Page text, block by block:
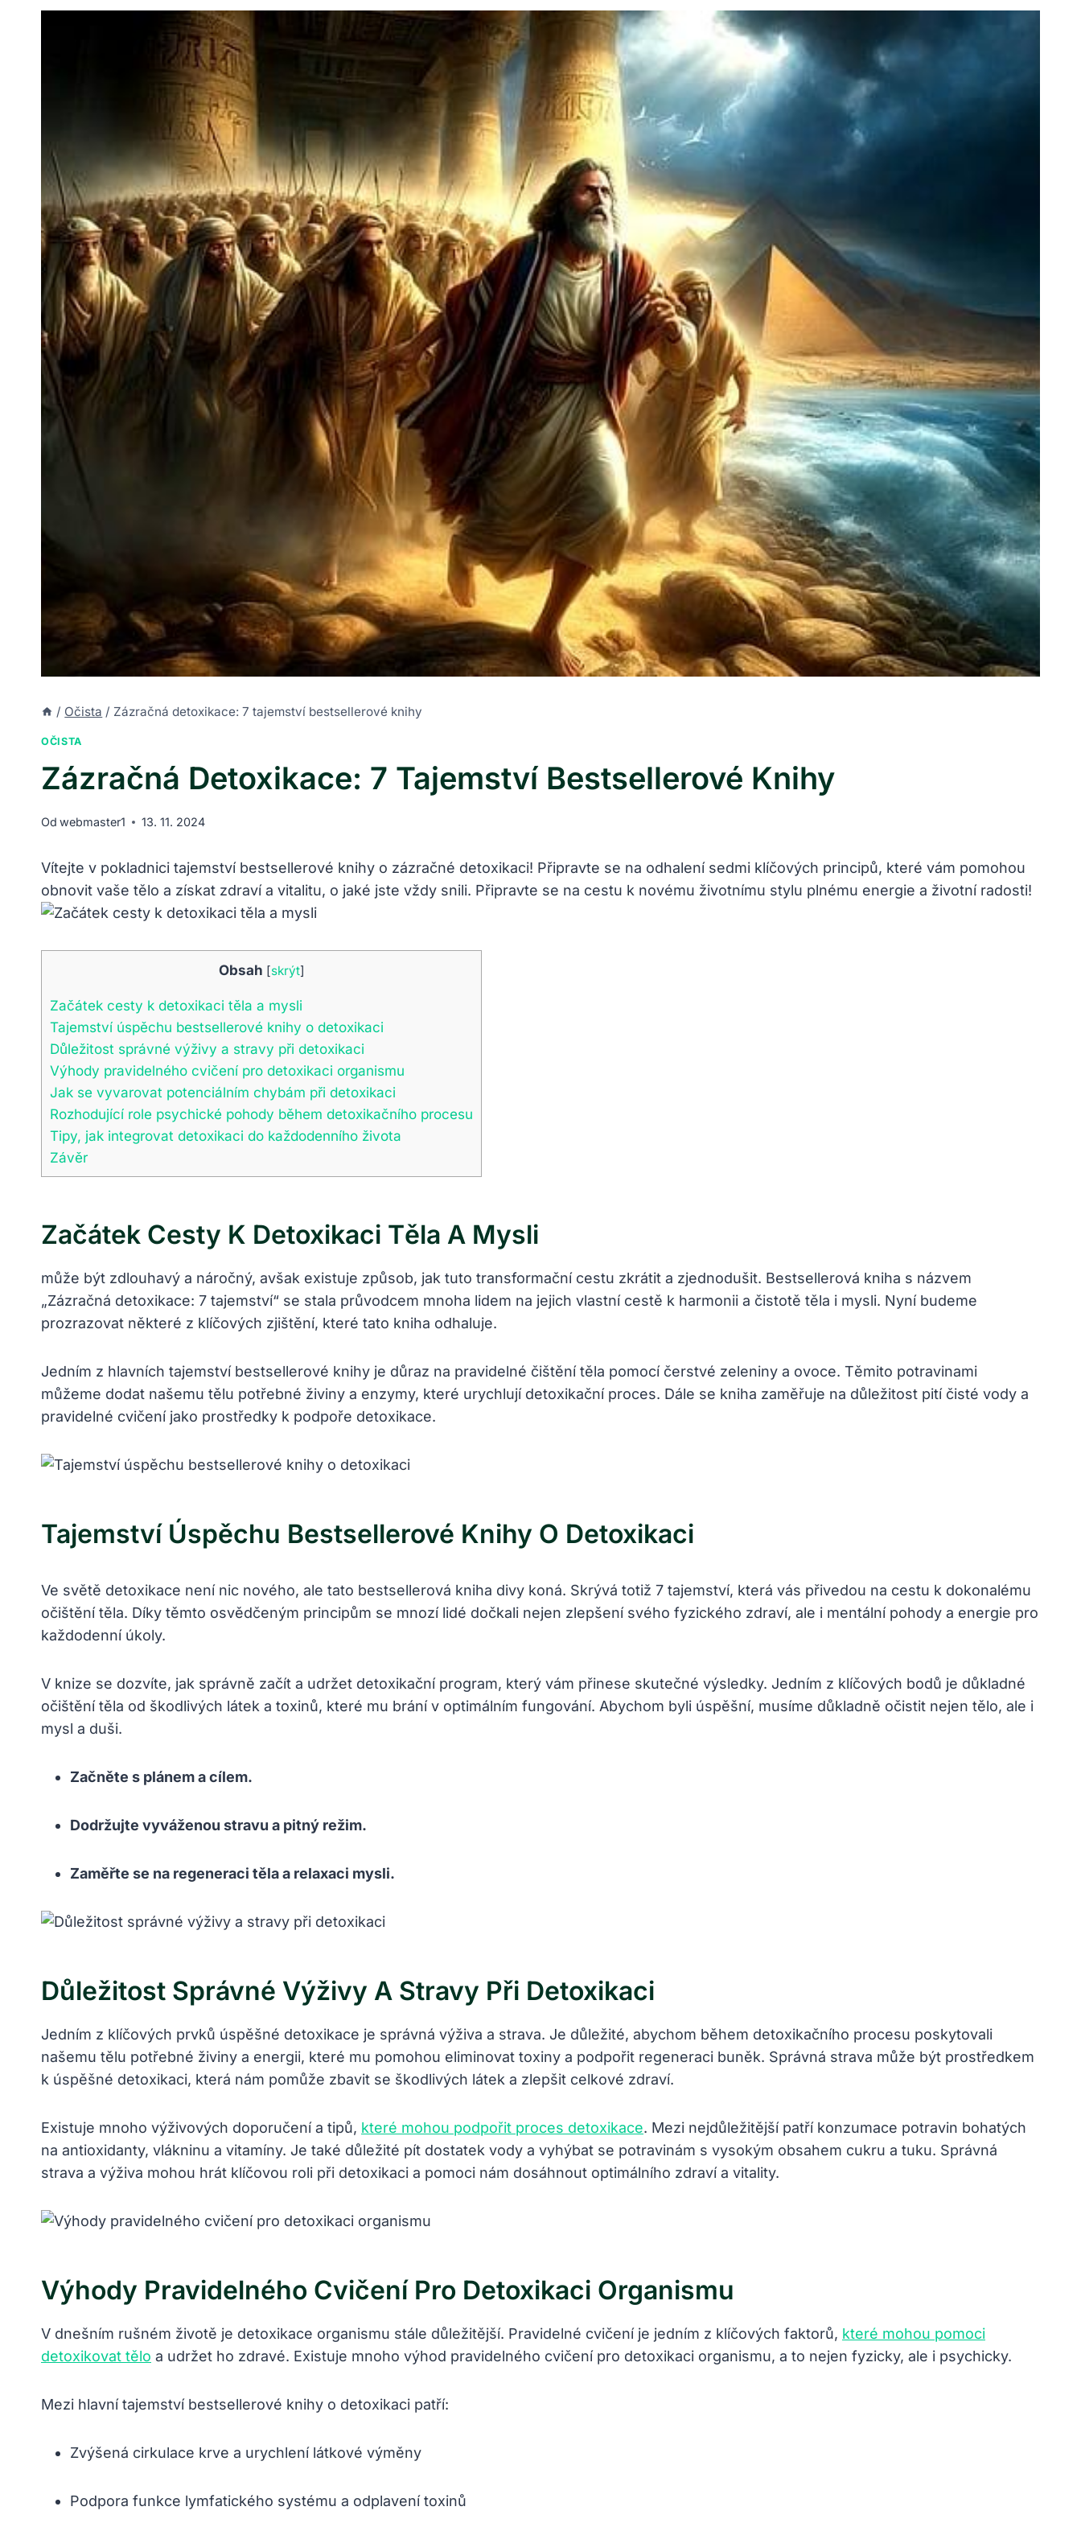
/ Očista / Zázračná detoxikace: 7 tajemství bestsellerové knihy
OČISTA
Zázračná Detoxikace: 7 Tajemství Bestsellerové Knihy
Od webmaster1 13. 11. 2024
Vítejte v pokladnici tajemství bestsellerové knihy o zázračné detoxikaci! Připravte se na odhalení sedmi klíčových principů, které vám pomohou
obnovit vaše tělo a získat zdraví a vitalitu, o jaké jste vždy snili. Připravte se na cestu k novému životnímu stylu plnému energie a životní radosti!
Obsah [skrýt]
Začátek cesty k detoxikaci těla a mysli
Tajemství úspěchu bestsellerové knihy o detoxikaci
Důležitost správné výživy a stravy při detoxikaci
Výhody pravidelného cvičení pro detoxikaci organismu
Jak se vyvarovat potenciálním chybám při detoxikaci
Rozhodující role psychické pohody během detoxikačního procesu
Tipy, jak integrovat detoxikaci do každodenního života
Závěr
Začátek Cesty K Detoxikaci Těla A Mysli
může být zdlouhavý a náročný, avšak existuje způsob, jak tuto transformační cestu zkrátit a zjednodušit. Bestsellerová kniha s názvem
„Zázračná detoxikace: 7 tajemství“ se stala průvodcem mnoha lidem na jejich vlastní cestě k harmonii a čistotě těla i mysli. Nyní budeme
prozrazovat některé z klíčových zjištění, které tato kniha odhaluje.
Jedním z hlavních tajemství bestsellerové knihy je důraz na pravidelné čištění těla pomocí čerstvé zeleniny a ovoce. Těmito potravinami
můžeme dodat našemu tělu potřebné živiny a enzymy, které urychlují detoxikační proces. Dále se kniha zaměřuje na důležitost pití čisté vody a
pravidelné cvičení jako prostředky k podpoře detoxikace.
Tajemství Úspěchu Bestsellerové Knihy O Detoxikaci
Ve světě detoxikace není nic nového, ale tato bestsellerová kniha divy koná. Skrývá totiž 7 tajemství, která vás přivedou na cestu k dokonalému
očištění těla. Díky těmto osvědčeným principům se mnozí lidé dočkali nejen zlepšení svého fyzického zdraví, ale i mentální pohody a energie pro
každodenní úkoly.
V knize se dozvíte, jak správně začít a udržet detoxikační program, který vám přinese skutečné výsledky. Jedním z klíčových bodů je důkladné
očištění těla od škodlivých látek a toxinů, které mu brání v optimálním fungování. Abychom byli úspěšní, musíme důkladně očistit nejen tělo, ale i
mysl a duši.
Začněte s plánem a cílem.
Dodržujte vyváženou stravu a pitný režim.
Zaměřte se na regeneraci těla a relaxaci mysli.
Důležitost Správné Výživy A Stravy Při Detoxikaci
Jedním z klíčových prvků úspěšné detoxikace je správná výživa a strava. Je důležité, abychom během detoxikačního procesu poskytovali
našemu tělu potřebné živiny a energii, které mu pomohou eliminovat toxiny a podpořit regeneraci buněk. Správná strava může být prostředkem
k úspěšné detoxikaci, která nám pomůže zbavit se škodlivých látek a zlepšit celkové zdraví.
Existuje mnoho výživových doporučení a tipů, které mohou podpořit proces detoxikace. Mezi nejdůležitější patří konzumace potravin bohatých
na antioxidanty, vlákninu a vitamíny. Je také důležité pít dostatek vody a vyhýbat se potravinám s vysokým obsahem cukru a tuku. Správná
strava a výživa mohou hrát klíčovou roli při detoxikaci a pomoci nám dosáhnout optimálního zdraví a vitality.
Výhody Pravidelného Cvičení Pro Detoxikaci Organismu
V dnešním rušném životě je detoxikace organismu stále důležitější. Pravidelné cvičení je jedním z klíčových faktorů, které mohou pomoci
detoxikovat tělo a udržet ho zdravé. Existuje mnoho výhod pravidelného cvičení pro detoxikaci organismu, a to nejen fyzicky, ale i psychicky.
Mezi hlavní tajemství bestsellerové knihy o detoxikaci patří:
Zvýšená cirkulace krve a urychlení látkové výměny
Podpora funkce lymfatického systému a odplavení toxinů